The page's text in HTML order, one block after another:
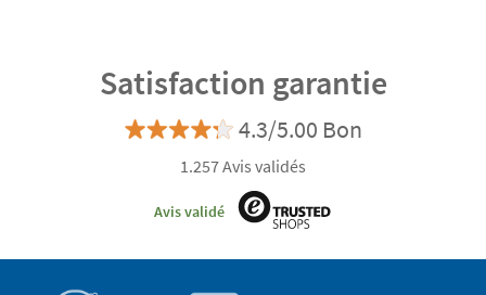
Satisfaction garantie
4.3/5.00 Bon
1.257 Avis validés
Avis validé